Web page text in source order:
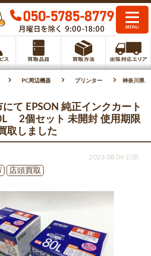
PC周辺機器 プリンター 神奈川県
て EPSON 純正インクカート
2個セット 未開封 使用期限
取しました
2023.08.04 公開
店頭買取